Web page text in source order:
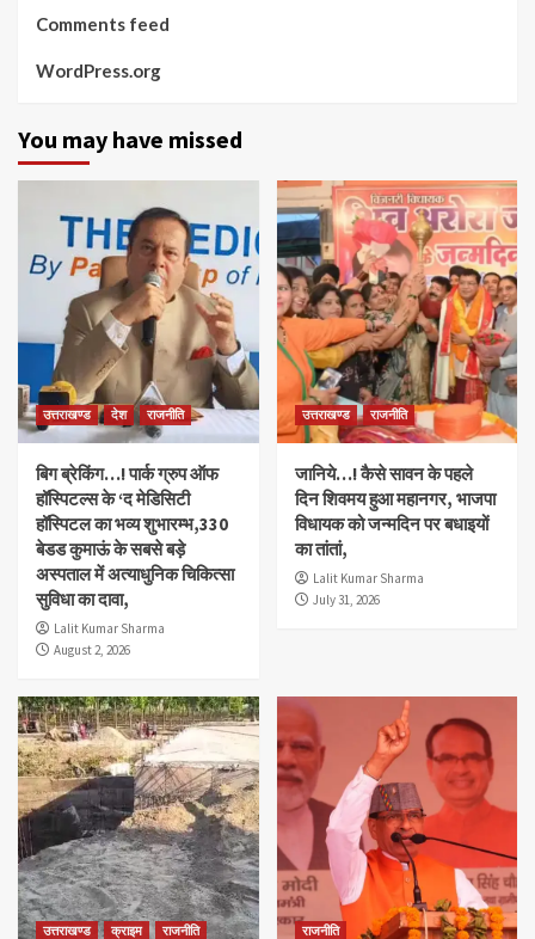
Comments feed
WordPress.org
You may have missed
उत्तराखण्ड देश राजनीति
बिग ब्रेकिंग…! पार्क ग्रुप ऑफ
हॉस्पिटल्स के ‘द मेडिसिटी
हॉस्पिटल का भव्य शुभारम्भ,330
बेडड कुमाऊं के सबसे बड़े
अस्पताल में अत्याधुनिक चिकित्सा
सुविधा का दावा,
Lalit Kumar Sharma
August 2, 2026
उत्तराखण्ड राजनीति
जानिये…! कैसे सावन के पहले
दिन शिवमय हुआ महानगर, भाजपा
विधायक को जन्मदिन पर बधाइयों
का तांतां,
Lalit Kumar Sharma
July 31, 2026
उत्तराखण्ड क्राइम राजनीति राजनीति